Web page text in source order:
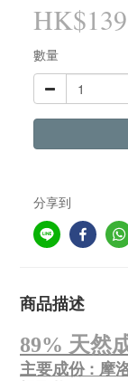
數量
分享到
商品描述
89% 天然
主要成份 : 摩